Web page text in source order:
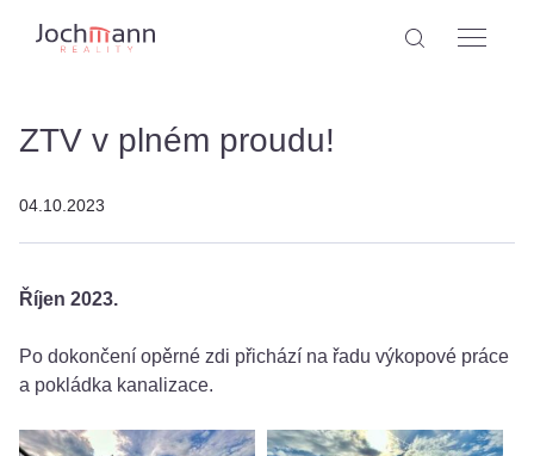
ZTV v plném proudu!
04.10.2023
Říjen 2023.
Po dokončení opěrné zdi přichází na řadu výkopové práce
a pokládka kanalizace.